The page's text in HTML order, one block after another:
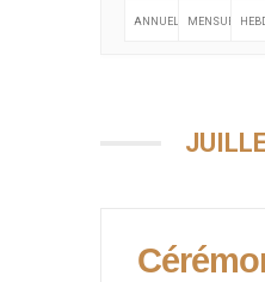
ANNUELLEMENSUELLE